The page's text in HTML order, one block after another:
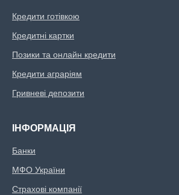
Кредити готівкою
Кредитні картки
Позики та онлайн кредити
Кредити аграріям
Гривневі депозити
ІНФОРМАЦІЯ
Банки
МФО України
Страхові компанії